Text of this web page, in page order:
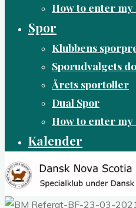
How to enter
Spor
Klubbens
Sporudvalgets
Årets sportoller
Dual Spor
How to enter
Kalender